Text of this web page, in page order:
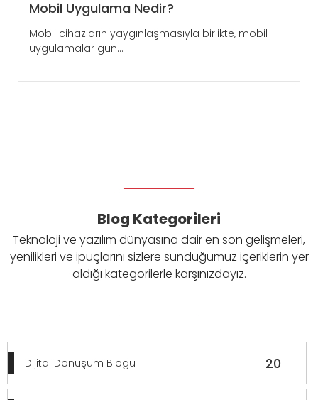
Mobil Uygulama Nedir?
Mobil cihazların yaygınlaşmasıyla birlikte, mobil
uygulamalar gün...
Blog Kategorileri
Teknoloji ve yazılım dünyasına dair en son gelişmeleri,
yenilikleri ve ipuçlarını sizlere sunduğumuz içeriklerin yer
aldığı kategorilerle karşınızdayız.
Dijital Dönüşüm Blogu 20